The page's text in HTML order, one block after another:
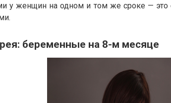
у женщин на одном и том же сроке — это
беременные на 8-м месяце